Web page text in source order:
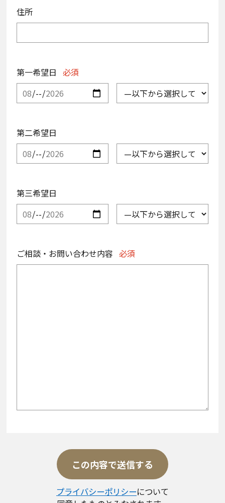
住所
第一希望日 必須
第二希望日
第三希望日
ご相談・お問い合わせ内容 必須
プライバシーポリシーについて